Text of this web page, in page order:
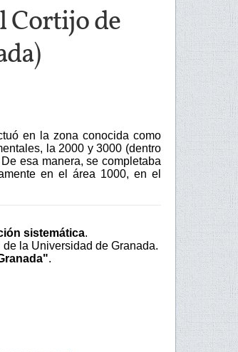
Cortijo de
en la zona conocida como
la 2000 y 3000 (dentro
esa manera, se completaba
en el área 1000, en el
sistemática.
la Universidad de Granada.
.